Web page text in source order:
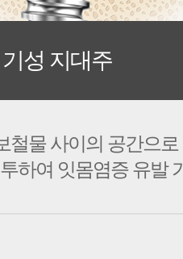
기성 지대주
철물 사이의 공간으로
하여 잇몸염증 유발